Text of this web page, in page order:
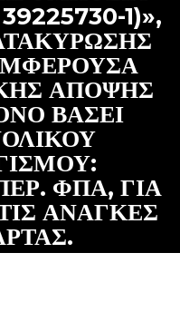
1)»,
ΑΠΟΨΗΣ
ΒΑΣΕΙ
ΦΠΑ, ΓΙΑ
ΑΝΑΓΚΕΣ